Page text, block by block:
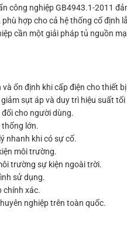
công nghiệp GB4943.1-2011
phù hợp cho cả hệ thống cố định
cần một giải pháp tủ nguồn
ổn định khi cấp điện cho thiết
sụt áp và duy trì hiệu suất tối
cho người dùng.
thống lớn.
nhanh khi có sự cố.
môi trường.
trường sự kiện ngoài trời.
sử dụng.
chính xác.
nghiệp trên toàn quốc.